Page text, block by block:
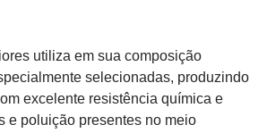
utiliza em sua composição
selecionadas, produzindo
excelente resistência química e
e poluição presentes no meio